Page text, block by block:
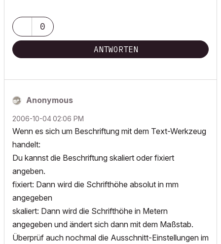
0
ANTWORTEN
Anonymous
‎2006-10-0402:06 PM
Wenn es sich um Beschriftung mit dem Text-Werkzeug
handelt:
Du kannst die Beschriftung skaliert oder fixiert
angeben.
fixiert: Dann wird die Schrifthöhe absolut in mm
angegeben
skaliert: Dann wird die Schrifthöhe in Metern
angegeben und ändert sich dann mit dem Maßstab.
Überprüf auch nochmal die Ausschnitt-Einstellungen im